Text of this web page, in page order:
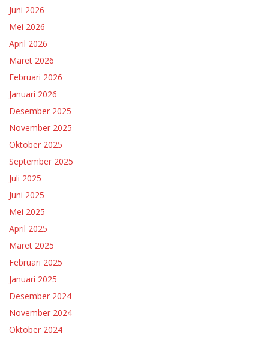
Juni 2026
Mei 2026
April 2026
Maret 2026
Februari 2026
Januari 2026
Desember 2025
November 2025
Oktober 2025
September 2025
Juli 2025
Juni 2025
Mei 2025
April 2025
Maret 2025
Februari 2025
Januari 2025
Desember 2024
November 2024
Oktober 2024